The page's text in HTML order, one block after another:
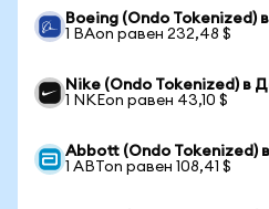
Boeing (Ondo
1 BAon равен 232,48 $
Nike (Ondo Tokenized) в
1 NKEon равен 43,10 $
Abbott (Ondo
1 ABTon равен 108,41 $